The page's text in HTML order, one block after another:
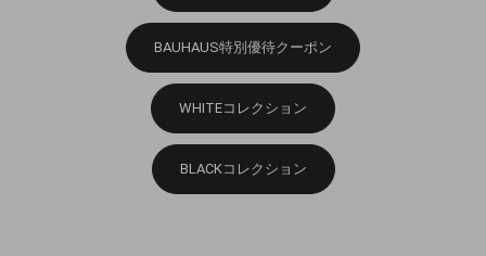
BAUHAUS特別優待クーポン
WHITEコレクション
BLACKコレクション